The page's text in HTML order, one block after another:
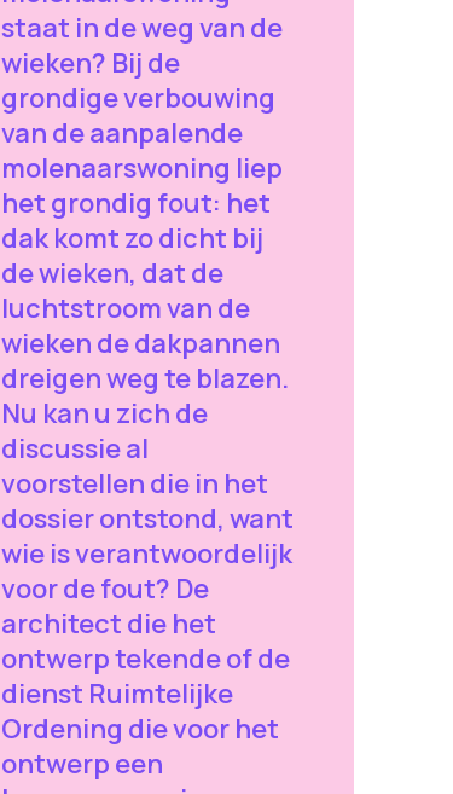
staat in de weg van de
wieken? Bij de
grondige verbouwing
van de aanpalende
molenaarswoning liep
het grondig fout: het
dak komt zo dicht bij
de wieken, dat de
luchtstroom van de
wieken de dakpannen
dreigen weg te blazen.
Nu kan u zich de
discussie al
voorstellen die in het
dossier ontstond, want
wie is verantwoordelijk
voor de fout? De
architect die het
ontwerp tekende of de
dienst Ruimtelijke
Ordening die voor het
ontwerp een